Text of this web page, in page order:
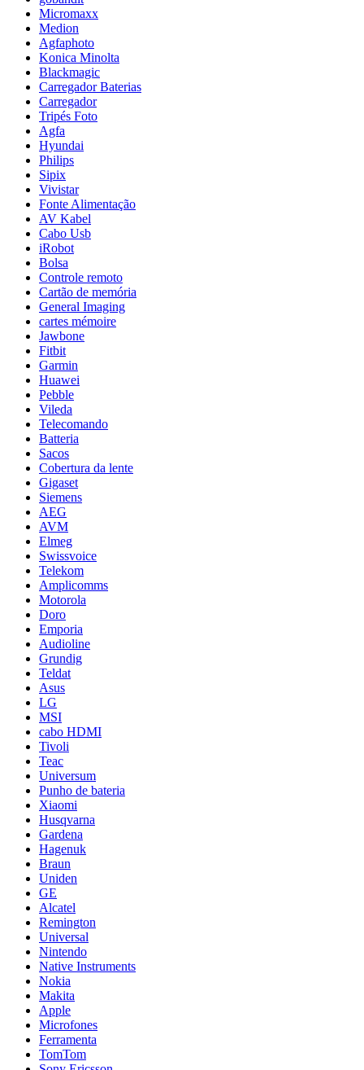
Micromaxx
Medion
Agfaphoto
Konica Minolta
Blackmagic
Carregador Baterias
Carregador
Tripés Foto
Agfa
Hyundai
Philips
Sipix
Vivistar
Fonte Alimentação
AV Kabel
Cabo Usb
iRobot
Bolsa
Controle remoto
Cartão de memória
General Imaging
cartes mémoire
Jawbone
Fitbit
Garmin
Huawei
Pebble
Vileda
Telecomando
Batteria
Sacos
Cobertura da lente
Gigaset
Siemens
AEG
AVM
Elmeg
Swissvoice
Telekom
Amplicomms
Motorola
Doro
Emporia
Audioline
Grundig
Teldat
Asus
LG
MSI
cabo HDMI
Tivoli
Teac
Universum
Punho de bateria
Xiaomi
Husqvarna
Gardena
Hagenuk
Braun
Uniden
GE
Alcatel
Remington
Universal
Nintendo
Native Instruments
Nokia
Makita
Apple
Microfones
Ferramenta
TomTom